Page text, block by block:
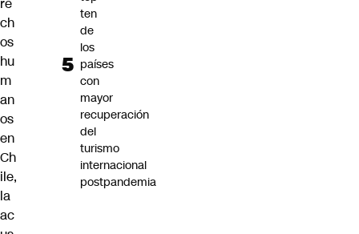
ch
os
hu
m
an
os
en
Ch
ile,
la
ac
ten
de
los
países
con
mayor
recuperación
del
turismo
internacional
postpandemia